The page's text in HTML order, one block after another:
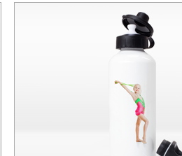
Format: 20x30 cm
ausbelichtet auf echtem
Hoch- oder Querformat
Spiralbindung weiß
13 Seiten inklusive
Startmonat und -jahr frei
zahlreiche Layouts